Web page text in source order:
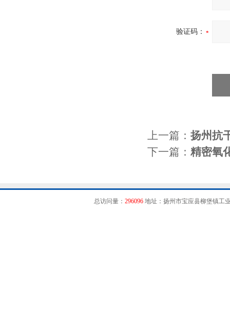
验证码：
上一篇： 扬州抗
下一篇： 精密氧
总访问量： 296096地址：扬州市宝应县柳堡镇工